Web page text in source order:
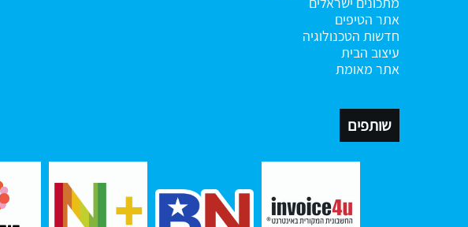
אתר הטיפים
חדשות הטכנולוגיה
עיצוב הבית
אתר מאומת
שותפים